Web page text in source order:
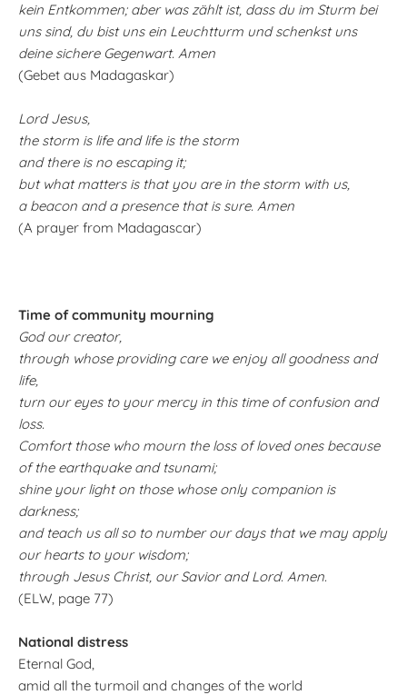
kein Entkommen; aber was zählt ist, dass du im Sturm bei
uns sind, du bist uns ein Leuchtturm und schenkst uns
deine sichere Gegenwart. Amen
(Gebet aus Madagaskar)
Lord Jesus,
the storm is life and life is the storm
and there is no escaping it;
but what matters is that you are in the storm with us,
a beacon and a presence that is sure. Amen
(A prayer from Madagascar)
Time of community mourning
God our creator,
through whose providing care we enjoy all goodness and
life,
turn our eyes to your mercy in this time of confusion and
loss.
Comfort those who mourn the loss of loved ones because
of the earthquake and tsunami;
shine your light on those whose only companion is
darkness;
and teach us all so to number our days that we may apply
our hearts to your wisdom;
through Jesus Christ, our Savior and Lord. Amen.
(ELW, page 77)
National distress
Eternal God,
amid all the turmoil and changes of the world